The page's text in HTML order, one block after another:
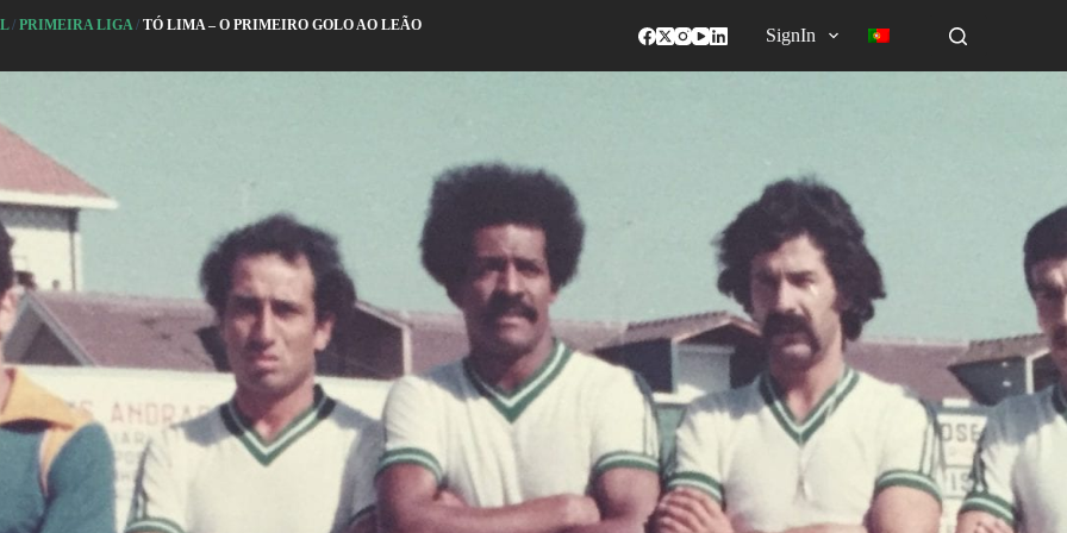
/PRIMEIRA LIGA /TÓ LIMA – O PRIMEIRO GOLO AO LEÃO
SignIn